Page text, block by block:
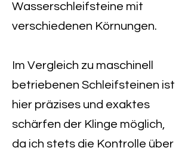
Wasserschleifsteine mit
verschiedenen Körnungen.
Im Vergleich zu maschinell
betriebenen Schleifsteinen ist
hier präzises und exaktes
schärfen der Klinge möglich,
da ich stets die Kontrolle über